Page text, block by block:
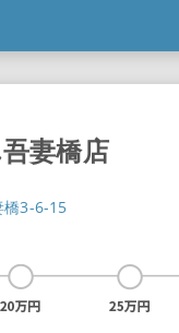
妻橋店
橋3-6-15